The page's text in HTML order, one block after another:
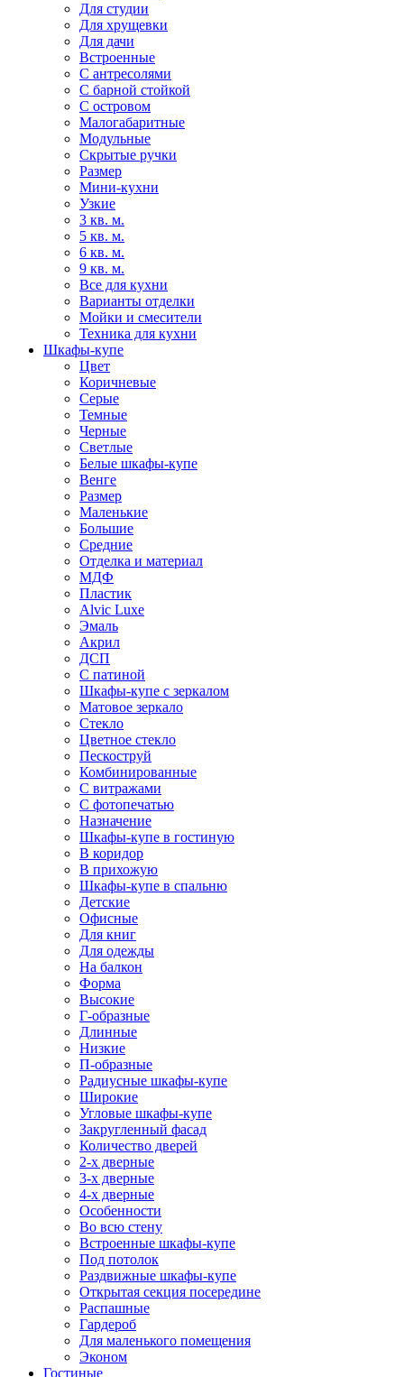
Для студии
Для хрущевки
Для дачи
Встроенные
С антресолями
С барной стойкой
С островом
Малогабаритные
Модульные
Скрытые ручки
Размер
Мини-кухни
Узкие
3 кв. м.
5 кв. м.
6 кв. м.
9 кв. м.
Все для кухни
Варианты отделки
Мойки и смесители
Техника для кухни
Шкафы-купе
Цвет
Коричневые
Серые
Темные
Черные
Светлые
Белые шкафы-купе
Венге
Размер
Маленькие
Большие
Средние
Отделка и материал
МДФ
Пластик
Alvic Luxe
Эмаль
Акрил
ДСП
С патиной
Шкафы-купе с зеркалом
Матовое зеркало
Стекло
Цветное стекло
Пескоструй
Комбинированные
С витражами
С фотопечатью
Назначение
Шкафы-купе в гостиную
В коридор
В прихожую
Шкафы-купе в спальню
Детские
Офисные
Для книг
Для одежды
На балкон
Форма
Высокие
Г-образные
Длинные
Низкие
П-образные
Радиусные шкафы-купе
Широкие
Угловые шкафы-купе
Закругленный фасад
Количество дверей
2-х дверные
3-х дверные
4-х дверные
Особенности
Во всю стену
Встроенные шкафы-купе
Под потолок
Раздвижные шкафы-купе
Открытая секция посередине
Распашные
Гардероб
Для маленького помещения
Эконом
Гостиные